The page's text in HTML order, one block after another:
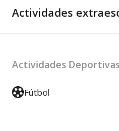
Actividades
Actividades Deportivas
Fútbol